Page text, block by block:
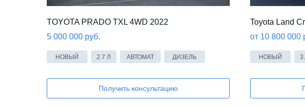
TOYOTA PRADO TXL 4WD 2022
5 000 000 руб.
Toyota Land
от 10 800 000
НОВЫЙ
Получить консультацию
2.7 Л АВТОМАТ ДИЗЕЛЬ
НОВЫЙ